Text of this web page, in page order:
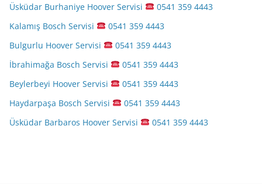
Üsküdar Burhaniye Hoover Servisi
0541 359 4443
Kalamış Bosch Servisi
0541 359 4443
Bulgurlu Hoover Servisi
0541 359 4443
İbrahimağa Bosch Servisi
0541 359 4443
Beylerbeyi Hoover Servisi
0541 359 4443
Haydarpaşa Bosch Servisi
0541 359 4443
Üsküdar Barbaros Hoover Servisi
0541 359 4443